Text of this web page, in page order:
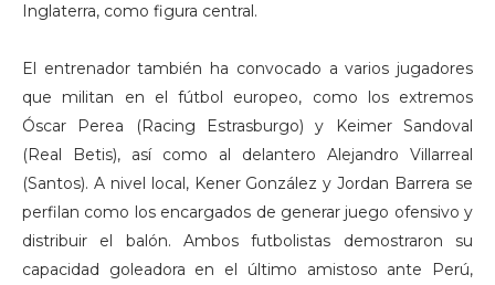
Inglaterra, como figura central.
El entrenador también ha convocado a varios jugadores
que militan en el fútbol europeo, como los extremos
Óscar Perea (Racing Estrasburgo) y Keimer Sandoval
(Real Betis), así como al delantero Alejandro Villarreal
(Santos). A nivel local, Kener González y Jordan Barrera se
perfilan como los encargados de generar juego ofensivo y
distribuir el balón. Ambos futbolistas demostraron su
capacidad goleadora en el último amistoso ante Perú,